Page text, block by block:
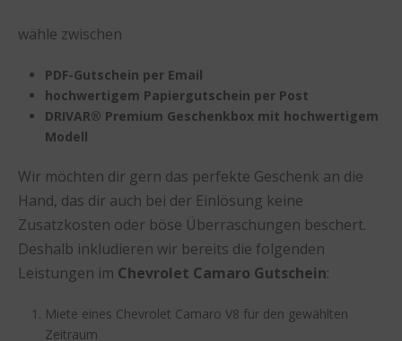
wähle zwischen
PDF-Gutschein per Email
hochwertigem Papiergutschein per Post
DRIVAR® Premium Geschenkbox mit hochwertigem
Modell
Wir möchten dir gern das perfekte Geschenk an die
Hand, das dir auch bei der Einlösung keine
Zusatzkosten oder böse Überraschungen beschert.
Deshalb inkludieren wir bereits die folgenden
Leistungen im Chevrolet Camaro Gutschein:
Miete eines Chevrolet Camaro V8 für den gewählten
Zeitraum